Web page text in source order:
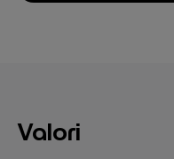
Valori